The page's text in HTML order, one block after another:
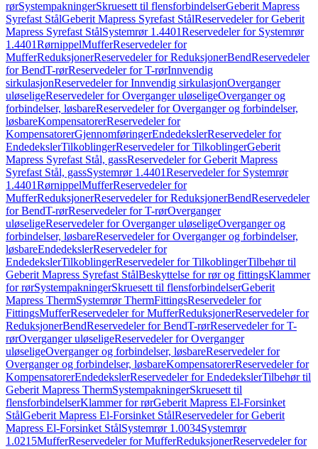
rørSystempakningerSkruesett til flensforbindelserGeberit Mapress
Syrefast StålGeberit Mapress Syrefast StålReservedeler for Geberit
Mapress Syrefast StålSystemrør 1.4401Reservedeler for Systemrør
1.4401RørnippelMufferReservedeler for
MufferReduksjonerReservedeler for ReduksjonerBendReservedeler
for BendT-rørReservedeler for T-rørInnvendig
sirkulasjonReservedeler for Innvendig sirkulasjonOverganger
uløseligeReservedeler for Overganger uløseligeOverganger og
forbindelser, løsbareReservedeler for Overganger og forbindelser,
løsbareKompensatorerReservedeler for
KompensatorerGjennomføringerEndedekslerReservedeler for
EndedekslerTilkoblingerReservedeler for TilkoblingerGeberit
Mapress Syrefast Stål, gassReservedeler for Geberit Mapress
Syrefast Stål, gassSystemrør 1.4401Reservedeler for Systemrør
1.4401RørnippelMufferReservedeler for
MufferReduksjonerReservedeler for ReduksjonerBendReservedeler
for BendT-rørReservedeler for T-rørOverganger
uløseligeReservedeler for Overganger uløseligeOverganger og
forbindelser, løsbareReservedeler for Overganger og forbindelser,
løsbareEndedekslerReservedeler for
EndedekslerTilkoblingerReservedeler for TilkoblingerTilbehør til
Geberit Mapress Syrefast StålBeskyttelse for rør og fittingsKlammer
for rørSystempakningerSkruesett til flensforbindelserGeberit
Mapress ThermSystemrør ThermFittingsReservedeler for
FittingsMufferReservedeler for MufferReduksjonerReservedeler for
ReduksjonerBendReservedeler for BendT-rørReservedeler for T-
rørOverganger uløseligeReservedeler for Overganger
uløseligeOverganger og forbindelser, løsbareReservedeler for
Overganger og forbindelser, løsbareKompensatorerReservedeler for
KompensatorerEndedekslerReservedeler for EndedekslerTilbehør til
Geberit Mapress ThermSystempakningerSkruesett til
flensforbindelserKlammer for rørGeberit Mapress El-Forsinket
StålGeberit Mapress El-Forsinket StålReservedeler for Geberit
Mapress El-Forsinket StålSystemrør 1.0034Systemrør
1.0215MufferReservedeler for MufferReduksjonerReservedeler for